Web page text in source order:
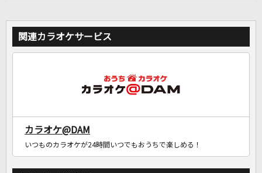
関連カラオケサービス
カラオケ@DAM
いつものカラオケが24時間いつでもおうちで楽しめる！